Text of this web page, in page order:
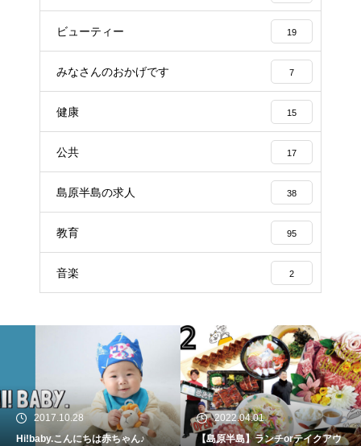
ビューティー 19
みなさんのおかげです 7
健康 15
公共 17
島原半島の求人 38
教育 95
音楽 2
2017.10.28
Hi!baby.こんにちは赤ちゃん♪
2022.04.01
【島原半島】ランチorテイクアウ